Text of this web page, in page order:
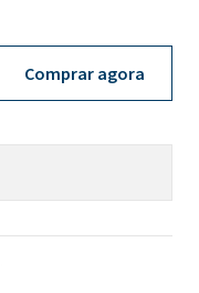
Comprar agora